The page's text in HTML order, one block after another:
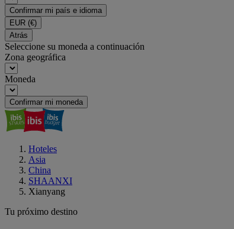
Confirmar mi país e idioma
EUR (€)
Atrás
Seleccione su moneda a continuación
Zona geográfica
Moneda
Confirmar mi moneda
Hoteles
Asia
China
SHAANXI
Xianyang
Tu próximo destino